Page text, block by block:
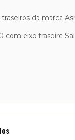
da marca
com eixo traseiro